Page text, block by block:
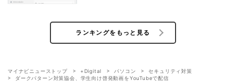
ランキングをもっと見る
マイナビニューストップ +Digital パソコン
セキュリティ対策
ダークパターン対策協会、学生向け啓発動画をYouTubeで配信